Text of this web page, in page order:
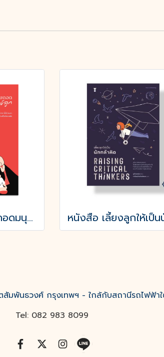
หนังสือ โปรดโอบกอดมนุษย์ลูก
พันธวงศ์ กรุงเทพฯ - ใกล้กับสถานีรถไฟฟ้า
Tel: 082 983 8099